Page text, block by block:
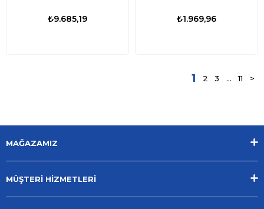
₺9.685,19 ₺1.969,96
1 2 3 ... 11 >
MAĞAZAMIZ
MÜŞTERİ HİZMETLERİ